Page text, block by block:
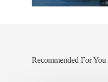
Recommended For You